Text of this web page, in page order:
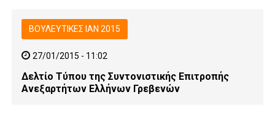
ΒΟΥΛΕΥΤΙΚΕΣ ΙΑΝ 2015
27/01/2015 - 11:02
Δελτίο Τύπου της Συντονιστικής Επιτροπής
Ανεξαρτήτων Ελλήνων Γρεβενών